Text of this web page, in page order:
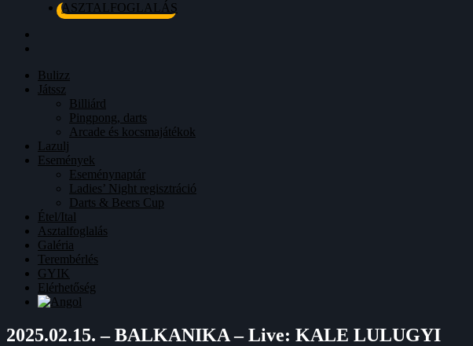
ASZTALFOGLALÁS
Bulizz
Játssz
Billiárd
Pingpong, darts
Arcade és kocsmajátékok
Lazulj
Események
Eseménynaptár
Ladies’ Night regisztráció
Darts & Beers Cup
Étel/Ital
Asztalfoglalás
Galéria
Terembérlés
GYIK
Elérhetőség
2025.02.15. – BALKANIKA – Live: KALE LULUGYI